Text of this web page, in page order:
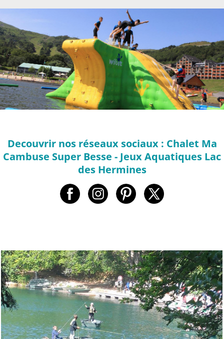
Decouvrir nos réseaux sociaux : Chalet Ma
Cambuse Super Besse - Jeux Aquatiques Lac
des Hermines